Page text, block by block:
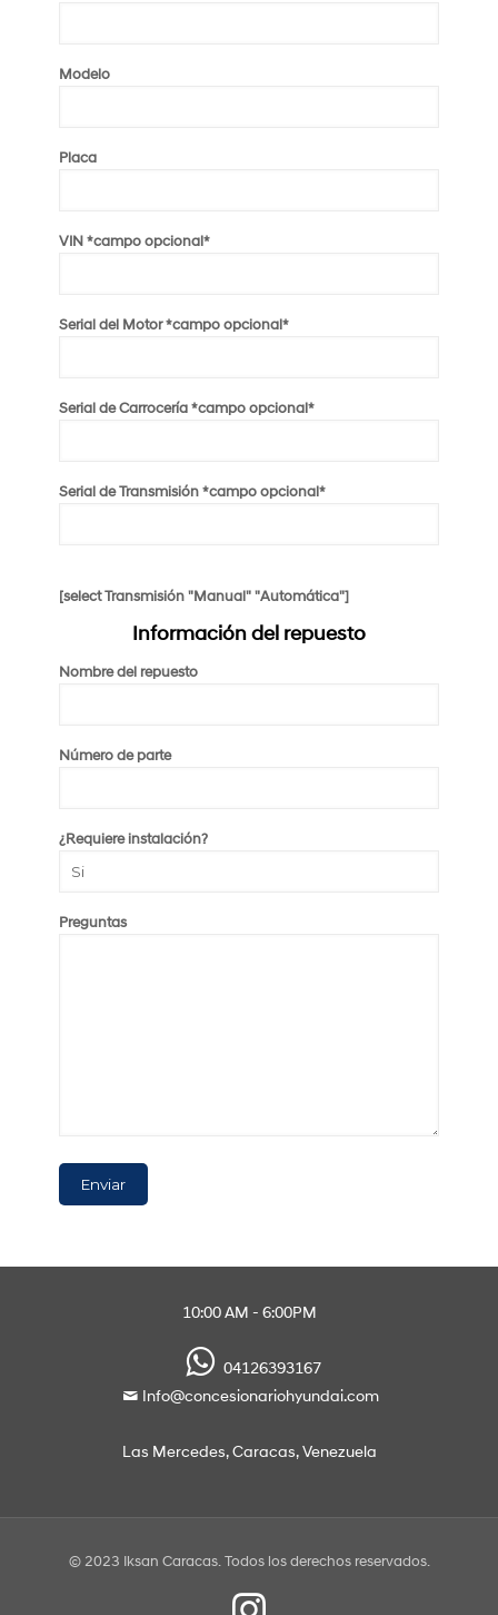
Rellena el formulario y ubica la pieza que
Modelo
Placa
VIN *campo opcional*
Serial del Motor *campo opcional*
Serial de Carrocería *campo opcional*
Serial de Transmisión *campo opcional*
[select Transmisión "Manual" "Automática"]
Información del repuesto
Nombre del repuesto
Número de parte
¿Requiere instalación?
Preguntas
10:00 AM - 6:00PM
04126393167
Info@concesionariohyundai.com
Las Mercedes, Caracas, Venezuela
© 2023 Iksan Caracas. Todos los derechos reservados.